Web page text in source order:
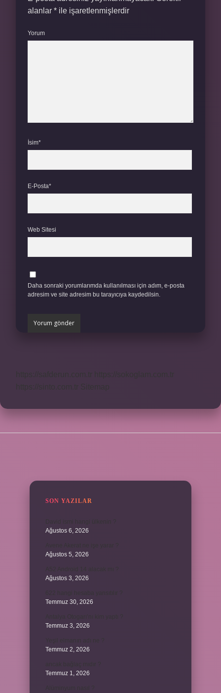
alanlar * ile işaretlenmişlerdir
Yorum
İsim*
E-Posta*
Web Sitesi
Daha sonraki yorumlarımda kullanılması için adım, e-posta
adresim ve site adresim bu tarayıcıya kaydedilsin.
SON YAZILAR
Ağustos 6, 2026
Ağustos 5, 2026
Ağustos 3, 2026
Temmuz 30, 2026
Temmuz 3, 2026
Temmuz 2, 2026
Temmuz 1, 2026